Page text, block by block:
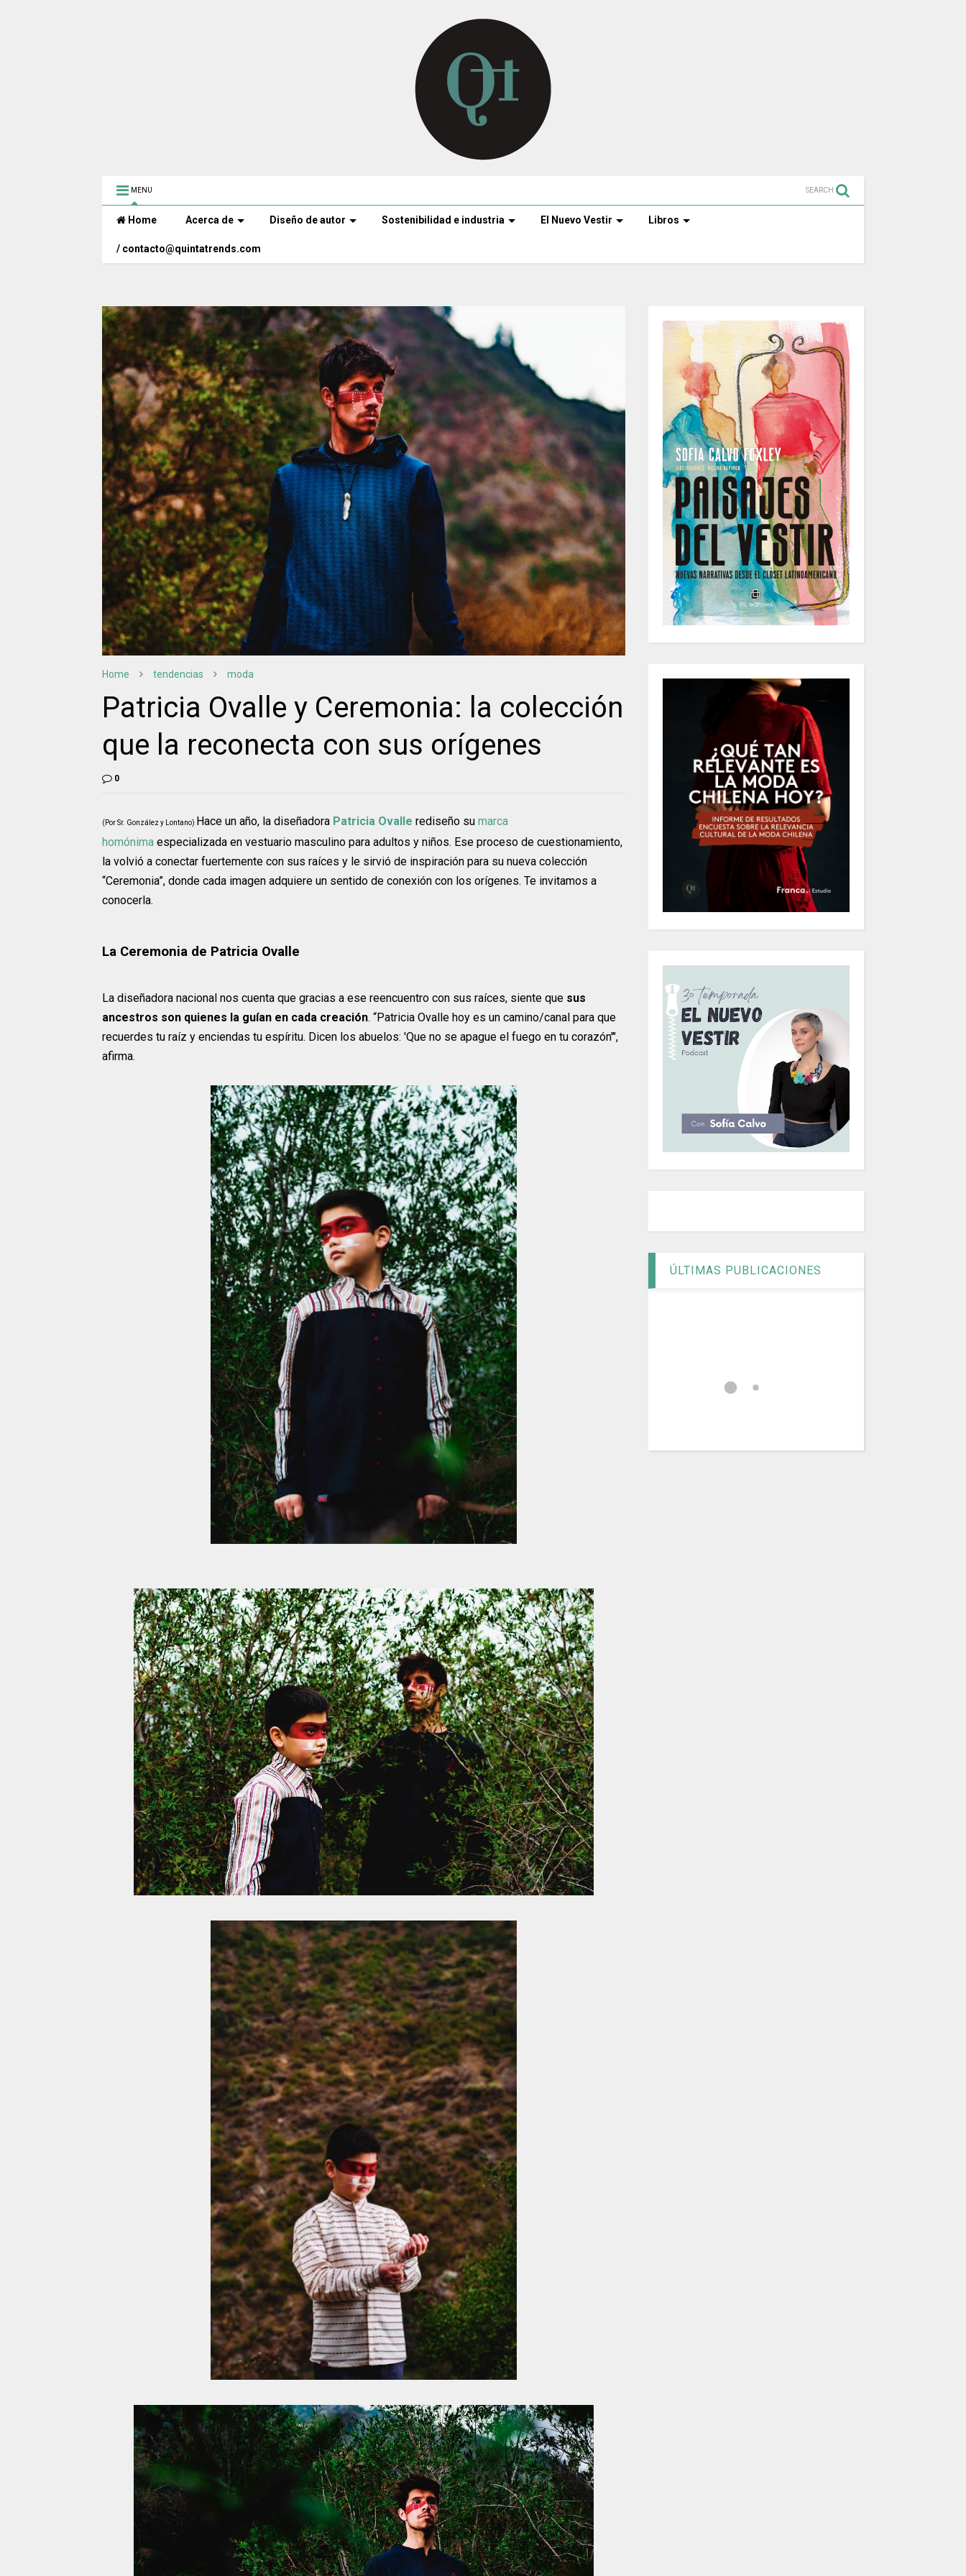
MENU SEARCH
Home Acerca de Diseño de autor Sostenibilidad e industria El Nuevo Vestir Libros
/ contacto@quintatrends.com
Home tendencias moda
Patricia Ovalle y Ceremonia: la colección
que la reconecta con sus orígenes
0
(Por Sr. González y Lontano) Hace un año, la diseñadora Patricia Ovalle rediseño su marca
homónima especializada en vestuario masculino para adultos y niños. Ese proceso de cuestionamiento,
la volvió a conectar fuertemente con sus raíces y le sirvió de inspiración para su nueva colección
“Ceremonia”, donde cada imagen adquiere un sentido de conexión con los orígenes. Te invitamos a
conocerla.
La Ceremonia de Patricia Ovalle
La diseñadora nacional nos cuenta que gracias a ese reencuentro con sus raíces, siente que sus
ancestros son quienes la guían en cada creación. “Patricia Ovalle hoy es un camino/canal para que
recuerdes tu raíz y enciendas tu espíritu. Dicen los abuelos: 'Que no se apague el fuego en tu corazón'",
afirma.
ÚLTIMAS PUBLICACIONES